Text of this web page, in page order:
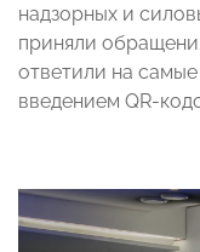
надзорных и
приняли
ответили на
введением QR-